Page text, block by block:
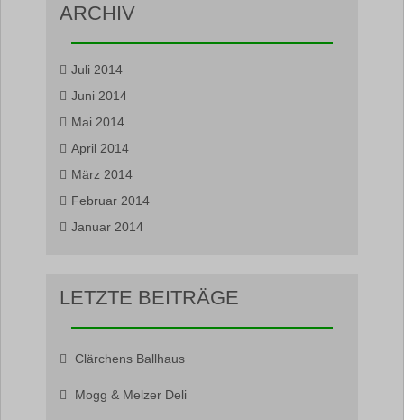
ARCHIV
Juli 2014
Juni 2014
Mai 2014
April 2014
März 2014
Februar 2014
Januar 2014
LETZTE BEITRÄGE
Clärchens Ballhaus
Mogg & Melzer Deli